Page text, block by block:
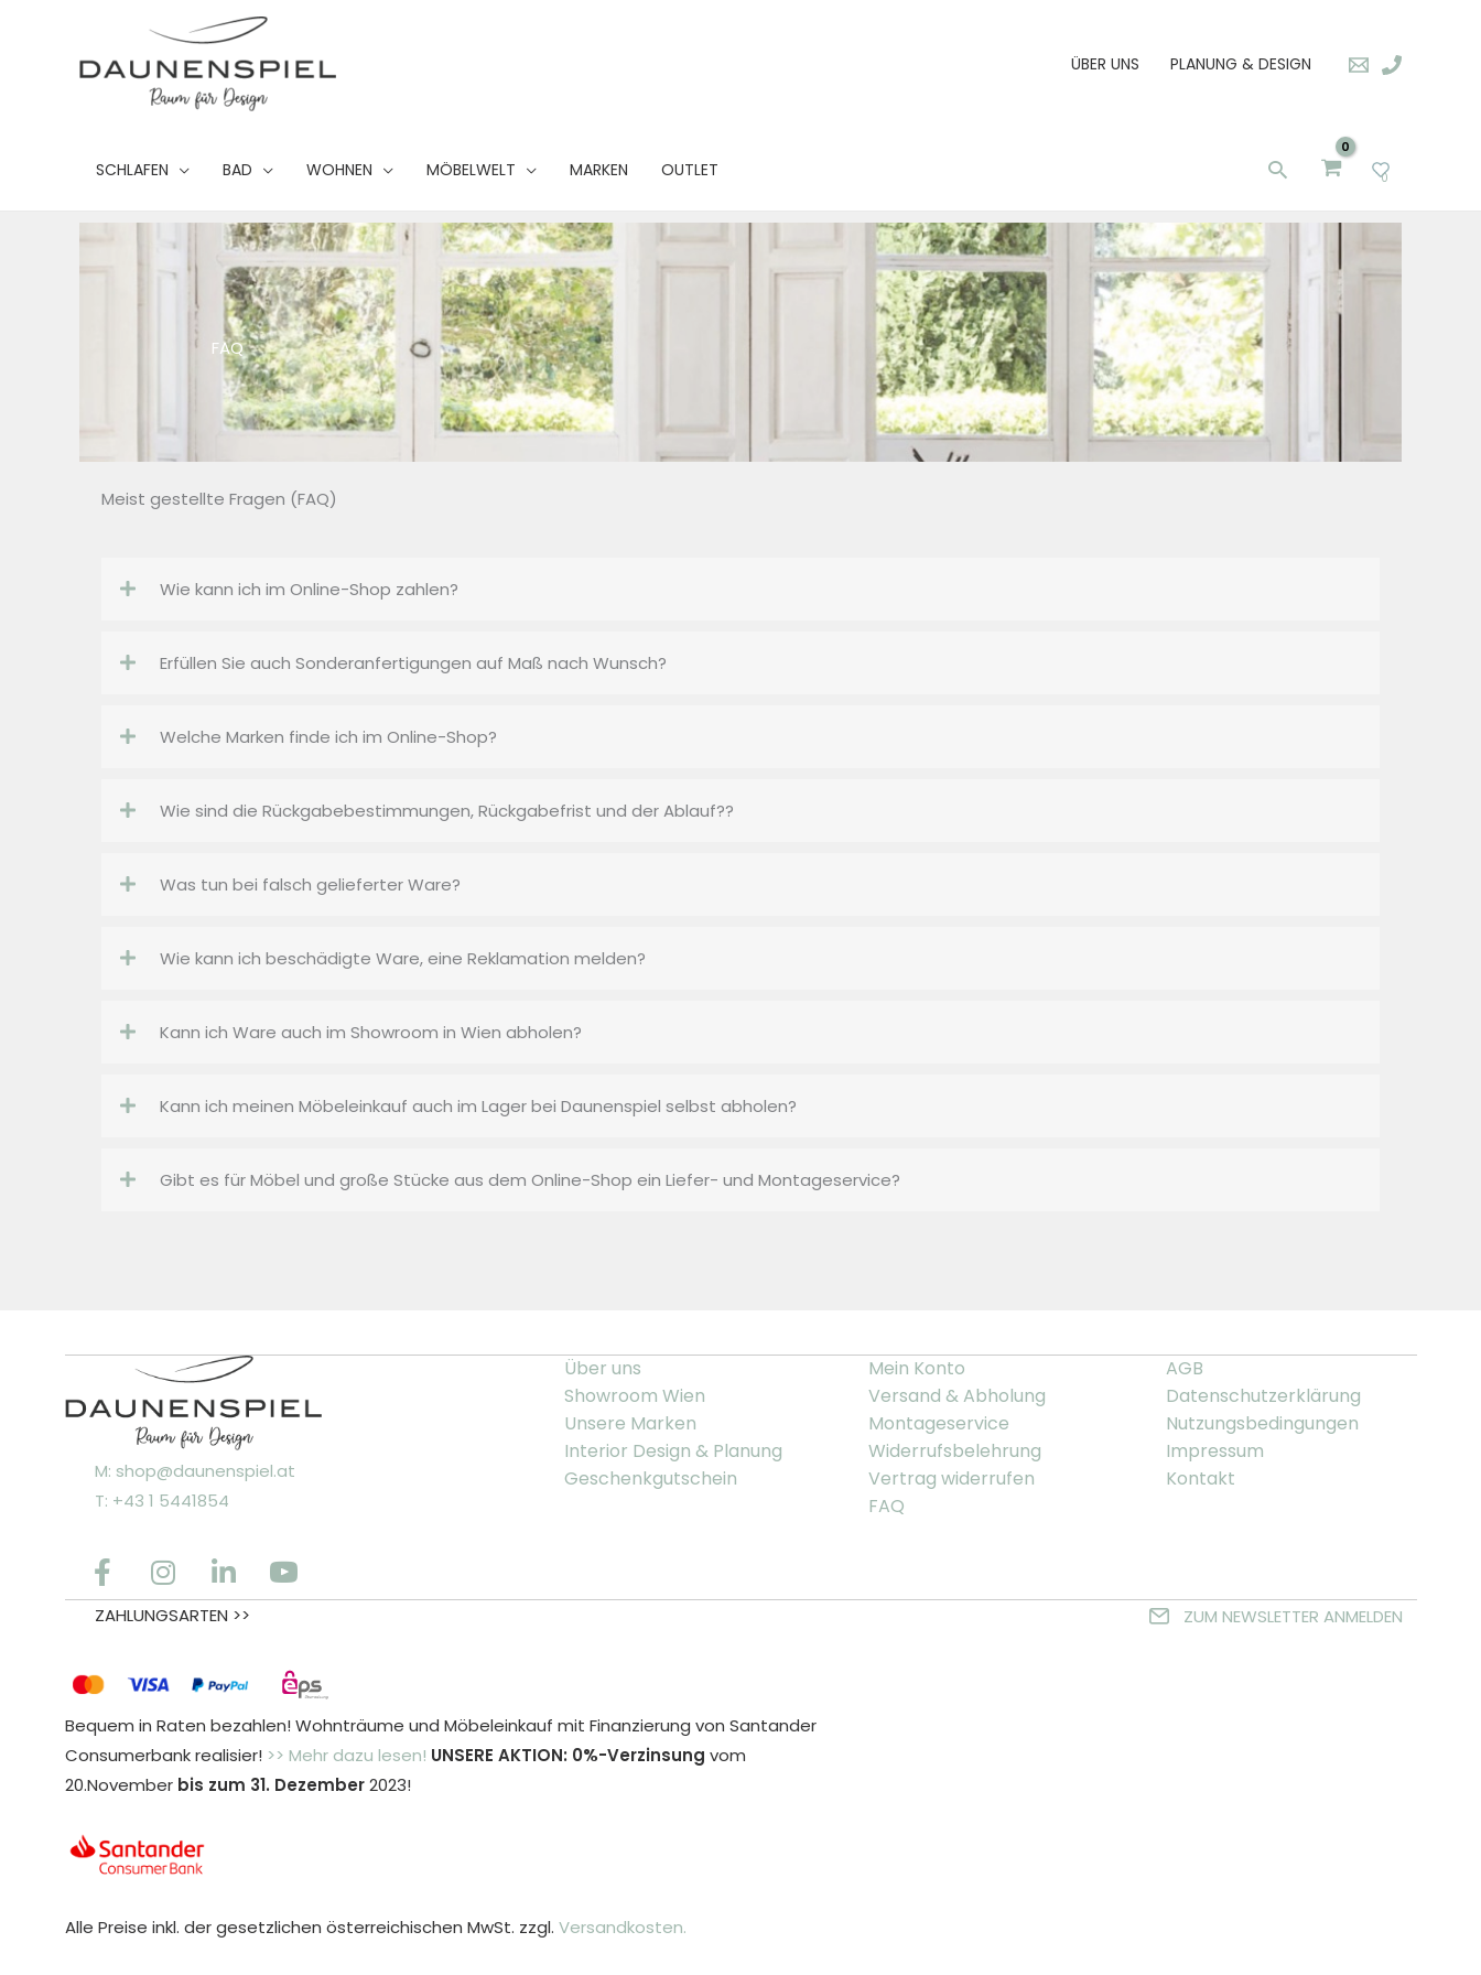
ÜBER UNS PLANUNG & DESIGN
SCHLAFEN BAD WOHNEN MÖBELWELT MARKEN OUTLET Suchen 0
FAQ
Meist gestellte Fragen (FAQ)
Wie kann ich im Online-Shop zahlen?
Erfüllen Sie auch Sonderanfertigungen auf Maß nach Wunsch?
Welche Marken finde ich im Online-Shop?
Wie sind die Rückgabebestimmungen, Rückgabefrist und der Ablauf??
Was tun bei falsch gelieferter Ware?
Wie kann ich beschädigte Ware, eine Reklamation melden?
Kann ich Ware auch im Showroom in Wien abholen?
Kann ich meinen Möbeleinkauf auch im Lager bei Daunenspiel selbst abholen?
Gibt es für Möbel und große Stücke aus dem Online-Shop ein Liefer- und Montageservice?
M: shop@daunenspiel.at
T: +43 1 5441854
Über uns
Showroom Wien
Unsere Marken
Interior Design & Planung
Geschenkgutschein
Mein Konto
Versand & Abholung
Montageservice
Widerrufsbelehrung
Vertrag widerrufen
FAQ
AGB
Datenschutzerklärung
Nutzungsbedingungen
Impressum
Kontakt
ZAHLUNGSARTEN >>
Bequem in Raten bezahlen! Wohnträume und Möbeleinkauf mit Finanzierung von Santander
Consumerbank realisier! >> Mehr dazu lesen! UNSERE AKTION: 0%-Verzinsung vom
20.November bis zum 31. Dezember2023!
ZUM NEWSLETTER ANMELDEN
Alle Preise inkl. der gesetzlichen österreichischen MwSt. zzgl. Versandkosten.